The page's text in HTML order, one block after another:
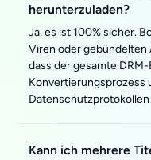
herunterzuladen?
Ja, es ist 100% sicher.
Viren oder gebündelten
dass der gesamte
Konvertierungsprozess
Kann ich mehrere